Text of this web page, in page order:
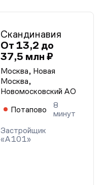
Скандинавия
От 13,2 до
37,5 млн ₽
Москва, Новая
Москва,
Новомосковский АО
Потапово
8
минут
Застройщик
«А101»